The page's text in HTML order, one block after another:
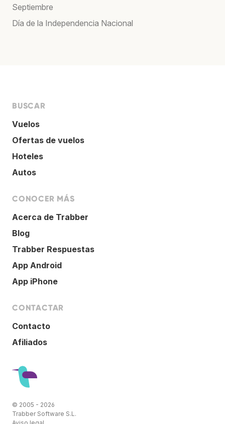
Septiembre
Día de la Independencia Nacional
BUSCAR
Vuelos
Ofertas de vuelos
Hoteles
Autos
CONOCER MÁS
Acerca de Trabber
Blog
Trabber Respuestas
App Android
App iPhone
CONTACTAR
Contacto
Afiliados
© 2005 - 2026
Trabber Software S.L.